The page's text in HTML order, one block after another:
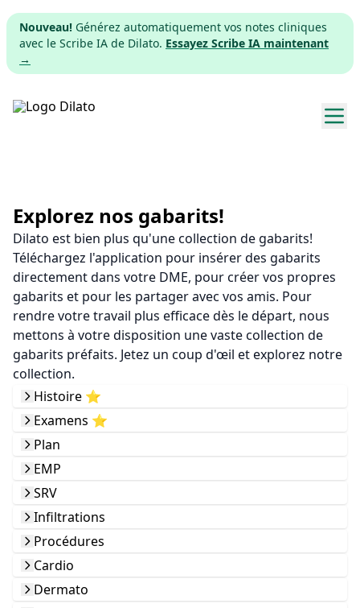
Nouveau! Générez automatiquement vos notes cliniques
avec le Scribe IA de Dilato. Essayez Scribe IA maintenant
→
Tarifs
Télécharger
App web
S'inscrire
Explorez nos gabarits!
Dilato est bien plus qu'une collection de gabarits!
Téléchargez l'application pour insérer des gabarits
directement dans votre DME, pour créer vos propres
gabarits et pour les partager avec vos amis. Pour
rendre votre travail plus efficace dès le départ, nous
mettons à votre disposition une vaste collection de
gabarits préfaits. Jetez un coup d'œil et explorez notre
collection.
Histoire ⭐️
Examens ⭐️
Plan
EMP
SRV
Infiltrations
Procédures
Cardio
Dermato